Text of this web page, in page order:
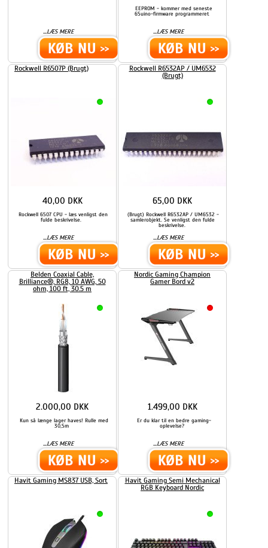
...LÆS MERE
EEPROM - kommer med seneste
65uino-firmware programmeret
...LÆS MERE
Rockwell R6507P (Brugt)
Rockwell 6507 CPU - læs venligst den
fulde beskrivelse.
...LÆS MERE
40,00 DKK
Rockwell R6532AP / UM6532
(Brugt)
(Brugt) Rockwell R6532AP / UM6532 -
samlerobjekt. Se venligst den fulde
beskrivelse.
...LÆS MERE
65,00 DKK
Belden Coaxial Cable,
Brilliance®, RG8, 10 AWG, 50
ohm, 100 ft, 30.5 m
Kun så længe lager haves! Rulle med
30,5m
...LÆS MERE
2.000,00 DKK
Nordic Gaming Champion
Gamer Bord v2
Er du klar til en bedre gaming-
oplevelse?
...LÆS MERE
1.499,00 DKK
Havit Gaming MS837 USB, Sort
Havit Gaming Semi Mechanical
RGB Keyboard Nordic